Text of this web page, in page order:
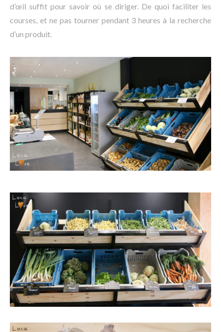
d’œil suffit pour savoir où se diriger. De quoi faciliter les
courses, et ne pas tourner pendant 3 heures à la recherche
d’un produit.